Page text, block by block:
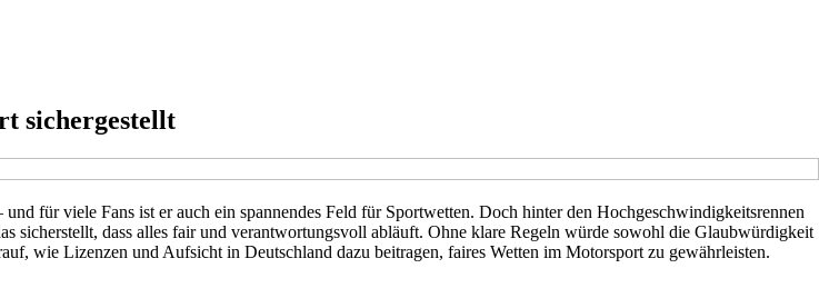
sichergestellt
für viele Fans ist er auch ein spannendes Feld für Sportwetten. Doch hinter den Hochgeschwindigkeitsrennen
sicherstellt, dass alles fair und verantwortungsvoll abläuft. Ohne klare Regeln würde sowohl die Glaubwürdigkeit
wie Lizenzen und Aufsicht in Deutschland dazu beitragen, faires Wetten im Motorsport zu gewährleisten.